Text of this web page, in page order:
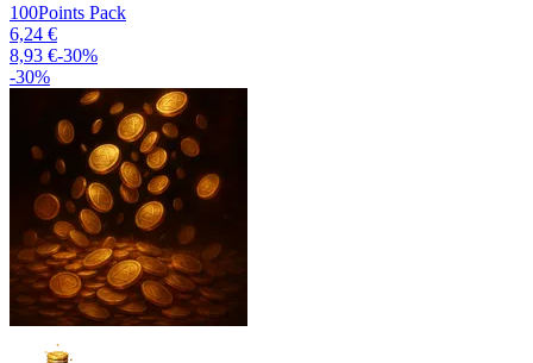
100Points Pack
6,24 €
8,93 €-30%
-30%